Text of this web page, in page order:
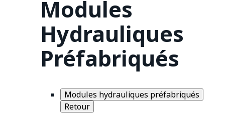
Modules
Hydrauliques
Préfabriqués
Modules hydrauliques préfabriqués
Retour